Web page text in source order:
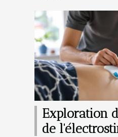
Exploration
de